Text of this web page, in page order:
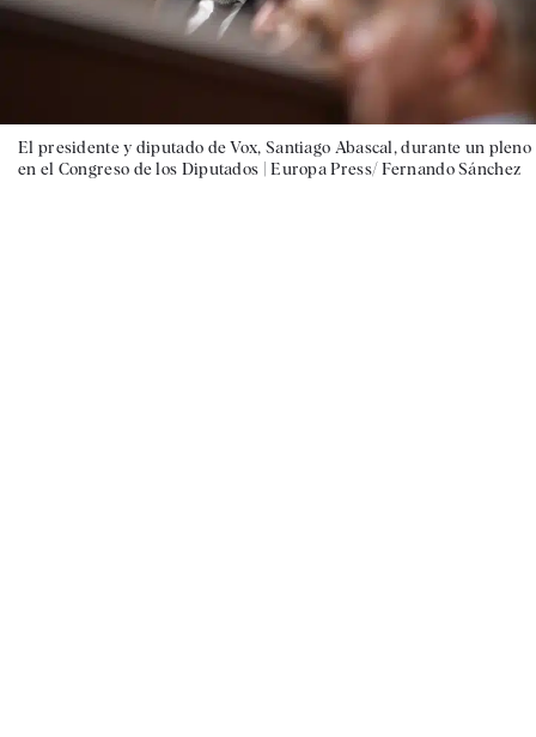
El presidente y diputado de Vox, Santiago Abascal, durante un pleno
en el Congreso de los Diputados |Europa Press/ Fernando Sánchez